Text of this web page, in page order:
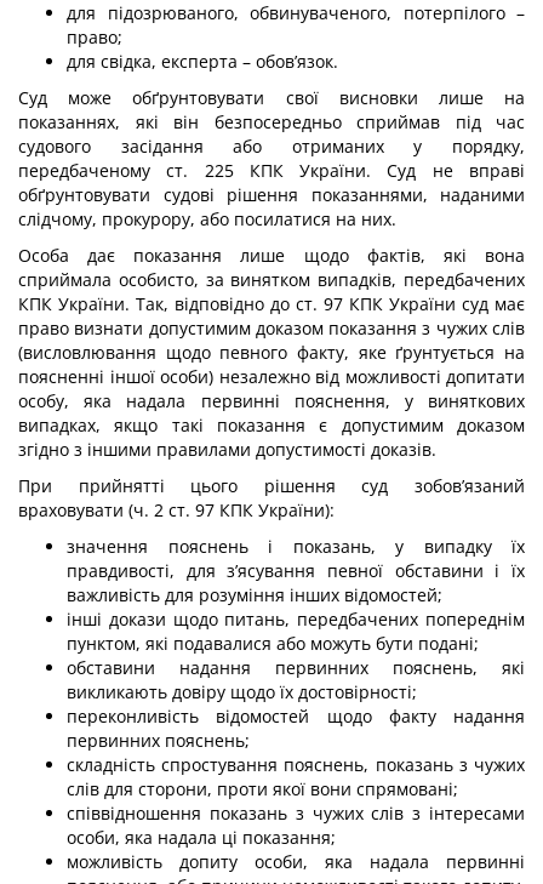
для підозрюваного, обвинуваченого, потерпілого –
право;
для свідка, експерта – обов’язок.
Суд може обґрунтовувати свої висновки лише на
показаннях, які він безпосередньо сприймав під час
судового засідання або отриманих у порядку,
передбаченому ст. 225 КПК України. Суд не вправі
обґрунтовувати судові рішення показаннями, наданими
слідчому, прокурору, або посилатися на них.
Особа дає показання лише щодо фактів, які вона
сприймала особисто, за винятком випадків, передбачених
КПК України. Так, відповідно до ст. 97 КПК України суд має
право визнати допустимим доказом показання з чужих слів
(висловлювання щодо певного факту, яке ґрунтується на
поясненні іншої особи) незалежно від можливості допитати
особу, яка надала первинні пояснення, у виняткових
випадках, якщо такі показання є допустимим доказом
згідно з іншими правилами допустимості доказів.
При прийнятті цього рішення суд зобов’язаний
враховувати (ч. 2 ст. 97 КПК України):
значення пояснень і показань, у випадку їх
правдивості, для з’ясування певної обставини і їх
важливість для розуміння інших відомостей;
інші докази щодо питань, передбачених попереднім
пунктом, які подавалися або можуть бути подані;
обставини надання первинних пояснень, які
викликають довіру щодо їх достовірності;
переконливість відомостей щодо факту надання
первинних пояснень;
складність спростування пояснень, показань з чужих
слів для сторони, проти якої вони спрямовані;
співвідношення показань з чужих слів з інтересами
особи, яка надала ці показання;
можливість допиту особи, яка надала первинні